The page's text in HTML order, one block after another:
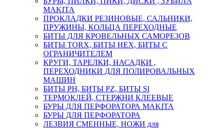
MAKITA
ПРОКЛАДКИ РЕЗИНОВЫЕ, САЛЬНИКИ,
ПРУЖИНЫ, КОЛЬЦА ПЕРЕХОДНЫЕ
БИТЫ ДЛЯ КРОВЕЛЬНЫХ САМОРЕЗОВ
БИТЫ TORX, БИТЫ НЕХ, БИТЫ С
ОГРАНИЧИТЕЛЕМ
КРУГИ, ТАРЕЛКИ, НАСАДКИ ,
ПЕРЕХОДНИКИ ДЛЯ ПОЛИРОВАЛЬНЫХ
МАШИН
БИТЫ PH, БИТЫ PZ, БИТЫ Sl
ТЕРМОКЛЕЙ, СТЕРЖНИ КЛЕЕВЫЕ
БУРЫ ДЛЯ ПЕРФОРАТОРА MAKITA
БУРЫ ДЛЯ ПЕРФОРАТОРА
ЛЕЗВИЯ СМЕННЫЕ, НОЖИ для